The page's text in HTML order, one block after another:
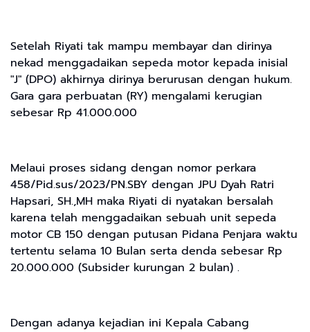
Setelah Riyati tak mampu membayar dan dirinya
nekad menggadaikan sepeda motor kepada inisial
"J" (DPO) akhirnya dirinya berurusan dengan hukum.
Gara gara perbuatan (RY) mengalami kerugian
sebesar Rp 41.000.000
Melaui proses sidang dengan nomor perkara
458/Pid.sus/2023/PN.SBY dengan JPU Dyah Ratri
Hapsari, SH.,MH maka Riyati di nyatakan bersalah
karena telah menggadaikan sebuah unit sepeda
motor CB 150 dengan putusan Pidana Penjara waktu
tertentu selama 10 Bulan serta denda sebesar Rp
20.000.000 (Subsider kurungan 2 bulan) .
Dengan adanya kejadian ini Kepala Cabang